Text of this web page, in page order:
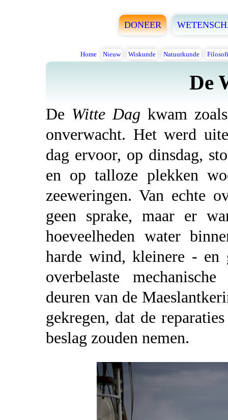
DONEER
Home Nieuw Wiskunde Natuurkunde
De
De Witte Dag kwam
onverwacht. Het werd
dag ervoor, op dinsdag,
en op talloze plekken
zeeweringen. Van echte
geen sprake, maar er
hoeveelheden water
harde wind, kleinere - en
overbelaste
deuren van de
gekregen, dat de
beslag zouden nemen.